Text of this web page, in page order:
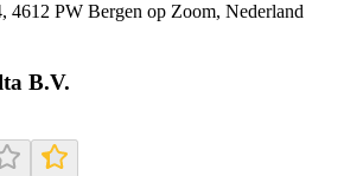
4612 PW Bergen op Zoom, Nederland
B.V.